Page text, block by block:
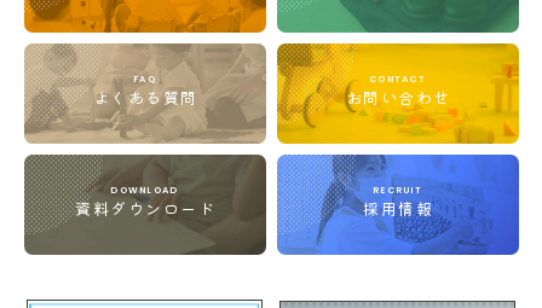
FAQ
よくある質問
CONTACT
お問い合わせ
DOWNLOAD
資料ダウンロード
RECRUIT
採用情報